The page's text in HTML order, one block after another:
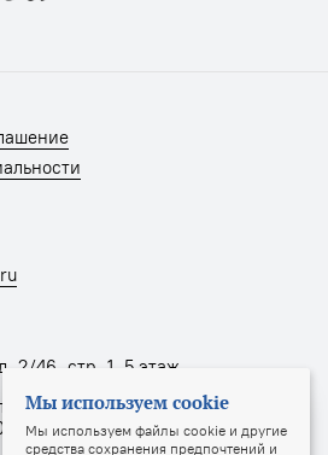
2/46, стр. 1, 5 этаж
Пт.: 10:00–17:00
Мы используем cookie
Мы используем файлы cookie и другие
средства сохранения предпочтений и